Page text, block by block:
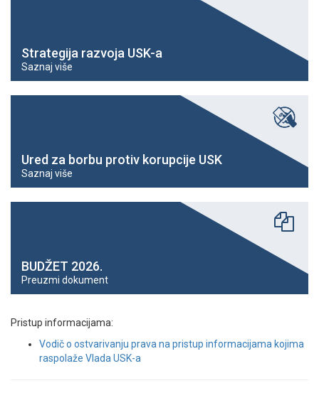
Strategija razvoja USK-a
Saznaj više
Ured za borbu protiv korupcije USK
Saznaj više
BUDŽET 2026.
Preuzmi dokument
Pristup informacijama:
Vodič o ostvarivanju prava na pristup informacijama kojima
raspolaže Vlada USK-a